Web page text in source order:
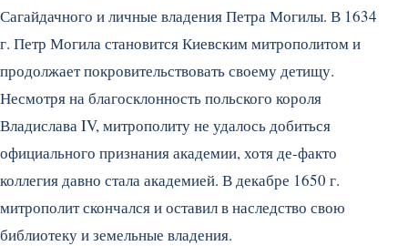
Сагайдачного и личные владения Петра Могилы. В 1634
г. Петр Могила становится Киевским митрополитом и
продолжает покровительствовать своему детищу.
Несмотря на благосклонность польского короля
Владислава IV, митрополиту не удалось добиться
официального признания академии, хотя де-факто
коллегия давно стала академией. В декабре 1650 г.
митрополит скончался и оставил в наследство свою
библиотеку и земельные владения.